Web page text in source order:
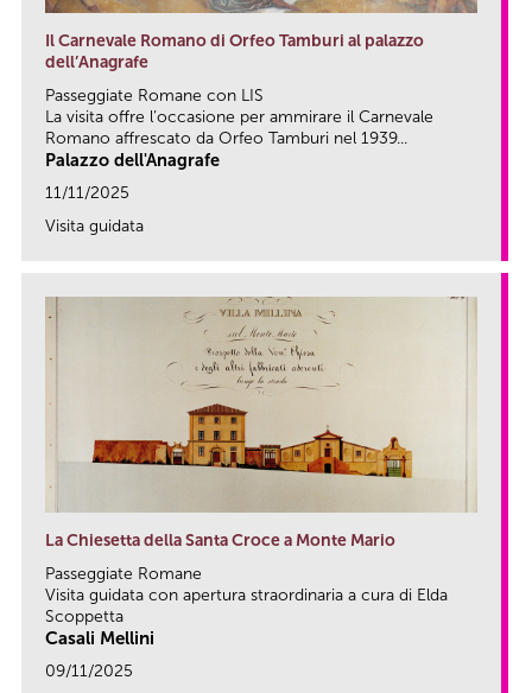
Il Carnevale Romano di Orfeo Tamburi al palazzo
dell’Anagrafe
Passeggiate Romane con LIS
La visita offre l’occasione per ammirare il Carnevale
Romano affrescato da Orfeo Tamburi nel 1939...
Palazzo dell'Anagrafe
11/11/2025
Visita guidata
La Chiesetta della Santa Croce a Monte Mario
Passeggiate Romane
Visita guidata con apertura straordinaria a cura di Elda
Scoppetta
Casali Mellini
09/11/2025